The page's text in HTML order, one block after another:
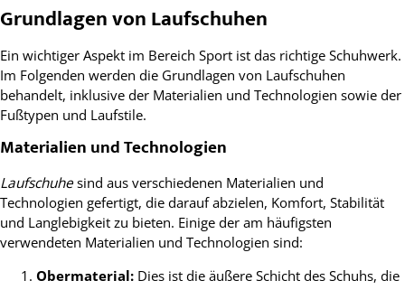
Grundlagen von Laufschuhen
Ein wichtiger Aspekt im Bereich Sport ist das richtige Schuhwerk.
Im Folgenden werden die Grundlagen von Laufschuhen
behandelt, inklusive der Materialien und Technologien sowie der
Fußtypen und Laufstile.
Materialien und Technologien
Laufschuhe sind aus verschiedenen Materialien und
Technologien gefertigt, die darauf abzielen, Komfort, Stabilität
und Langlebigkeit zu bieten. Einige der am häufigsten
verwendeten Materialien und Technologien sind:
Obermaterial: Dies ist die äußere Schicht des Schuhs, die